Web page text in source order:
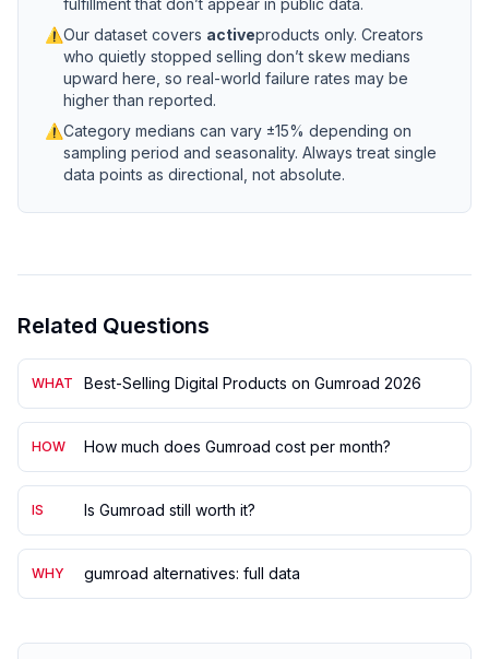
fulfillment that don’t appear in public data.
⚠Our dataset covers activeproducts only. Creators
who quietly stopped selling don’t skew medians
upward here, so real-world failure rates may be
higher than reported.
⚠Category medians can vary ±15% depending on
sampling period and seasonality. Always treat single
data points as directional, not absolute.
Related Questions
WHAT Best-Selling Digital Products on Gumroad 2026
HOW How much does Gumroad cost per month?
IS Is Gumroad still worth it?
WHY gumroad alternatives: full data